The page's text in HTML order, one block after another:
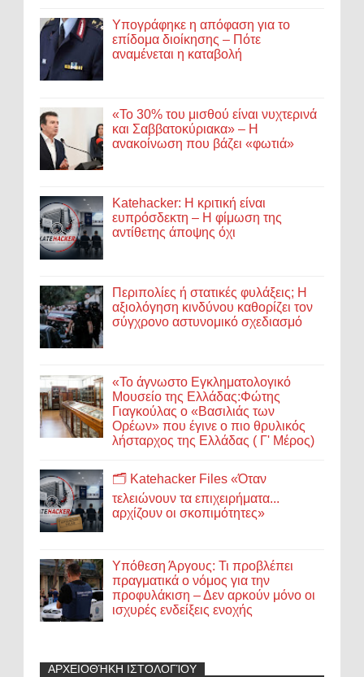
Υπογράφηκε η απόφαση για το
επίδομα διοίκησης – Πότε
αναμένεται η καταβολή
«Το 30% του μισθού είναι νυχτερινά
και Σαββατοκύριακα» – Η
ανακοίνωση που βάζει «φωτιά»
Katehacker: Η κριτική είναι
ευπρόσδεκτη – Η φίμωση της
αντίθετης άποψης όχι
Περιπολίες ή στατικές φυλάξεις; Η
αξιολόγηση κινδύνου καθορίζει τον
σύγχρονο αστυνομικό σχεδιασμό
«Το άγνωστο Εγκληματολογικό
Μουσείο της Ελλάδας:Φώτης
Γιαγκούλας ο «Βασιλιάς των
Ορέων» που έγινε ο πιο θρυλικός
λήσταρχος της Ελλάδας ( Γ' Μέρος)
🗂️ Katehacker Files «Όταν
τελειώνουν τα επιχειρήματα...
αρχίζουν οι σκοπιμότητες»
Υπόθεση Άργους: Τι προβλέπει
πραγματικά ο νόμος για την
προφυλάκιση – Δεν αρκούν μόνο οι
ισχυρές ενδείξεις ενοχής
ΑΡΧΕΙΟΘΉΚΗ ΙΣΤΟΛΟΓΊΟΥ